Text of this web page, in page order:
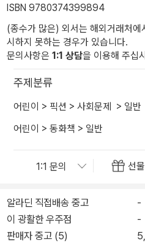
ISBN 9780374399894
(종수가 많은) 외서는 해외거래처
시하지 못하는 경우가 있습니다.
문의사항은 1:1 상담을 이용해 주십
주제분류
어린이 > 픽션 > 사회문제 > 일반
어린이 > 동화책 > 일반
선
알라딘 직접배송 중고
-
이 광활한 우주점
-
판매자 중고 (5)